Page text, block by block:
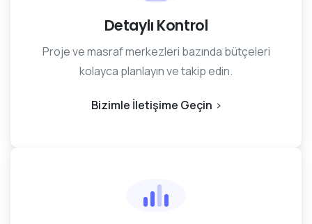
Detaylı Kontrol
Proje ve masraf merkezleri bazında bütçeleri
kolayca planlayın ve takip edin.
Bizimle İletişime Geçin